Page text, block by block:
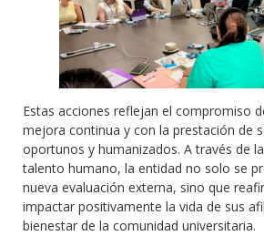
Estas acciones reflejan el compromiso
mejora continua y con la prestación de
oportunos y humanizados. A través de
talento humano, la entidad no solo se
nueva evaluación externa, sino que
impactar positivamente la vida de sus
bienestar de la comunidad universitaria.